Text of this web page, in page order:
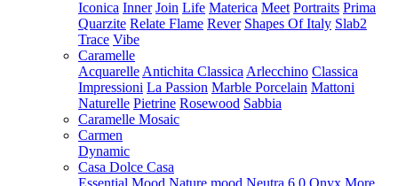
Iconica Inner Join Life Materica Meet Portraits Prima
Quarzite Relate Flame Rever Shapes Of Italy Slab2
Trace Vibe
Caramelle
Acquarelle Antichita Classica Arlecchino Classica
Impressioni La Passion Marble Porcelain Mattoni
Naturelle Pietrine Rosewood Sabbia
Caramelle Mosaic
Carmen
Dynamic
Casa Dolce Casa